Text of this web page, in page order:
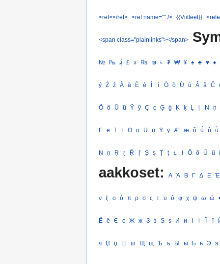
<ref></ref> <ref name="" /> {{Viitteet}}
<span class="plainlinks"></span>
№ ₧ ₰ £ ៛ ₨ ₪ ৳ ₮ ₩ ¥ ♠ ♣ ♥ ♦
ý Ź ź À à È è Ì ì Ò ò Ù ù Â â Ĉ
Õ õ Ũ ũ Ỹ ỹ Ç ç Ģ ģ Ķ ķ Ļ ļ Ņ ņ
Ē ē Ī ī Ō ō Ū ū Ȳ ȳ Ǣ ǣ ǖ ǘ ǚ ǜ
Ṇ ṇ Ṛ ṛ Ṝ ṝ Ṣ ṣ Ṭ ṭ Ł ł Ő ő Ű ű
aakkoset: Α Ά Β Γ Δ Ε Έ
ν ξ ο ό π ρ σ ς τ υ ύ φ χ ψ ω ώ •
Ё ё Є є Ж ж З з Ѕ ѕ И и І і Ї ї
ч Џ џ Ш ш Щ щ Ъ ъ Ы ы Ь ь Э э